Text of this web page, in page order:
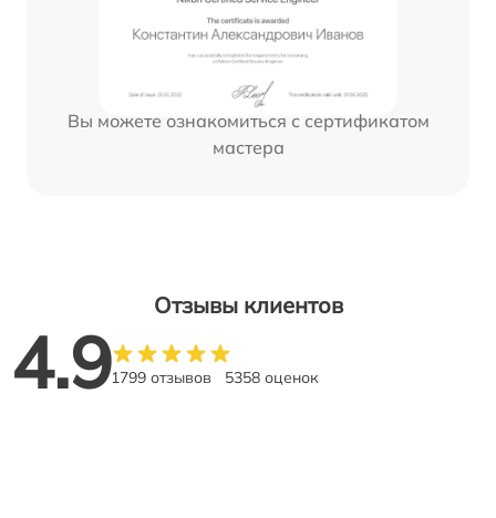
Вы можете ознакомиться с сертификатом
мастера
Отзывы клиентов
4.91799 отзывов 5358 оценок